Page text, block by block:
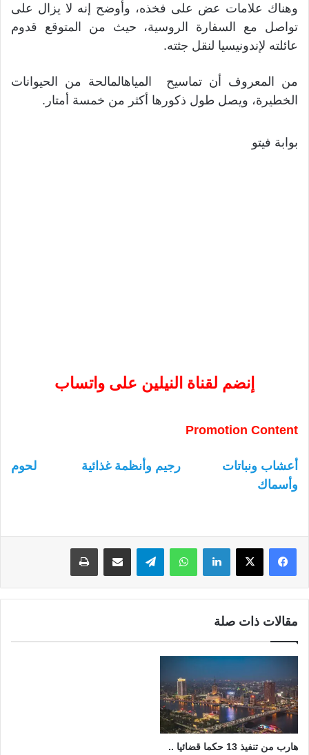
وهناك علامات عض على فخذه، وأوضح إنه لا يزال على
تواصل مع السفارة الروسية، حيث من المتوقع قدوم
عائلته لإندونيسيا لنقل جثته.
من المعروف أن تماسيح المياهالمالحة من الحيوانات
الخطيرة، ويصل طول ذكورها أكثر من خمسة أمتار.
بوابة فيتو
إنضم لقناة النيلين على واتساب
Promotion Content
أعشاب ونباتات رجيم وأنظمة غذائية
لحوم
وأسماك
لينكدإن واتساب
مقالات ذات صلة
هارب من تنفيذ 13 حكما قضائيا ..